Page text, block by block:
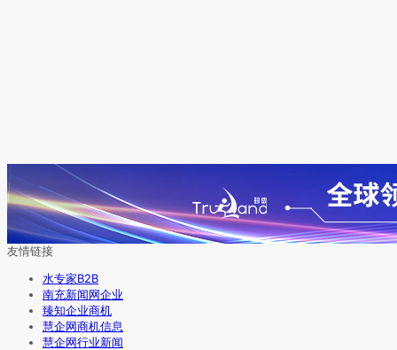
友情链接
水专家B2B
南充新闻网企业
臻知企业商机
慧企网商机信息
慧企网行业新闻